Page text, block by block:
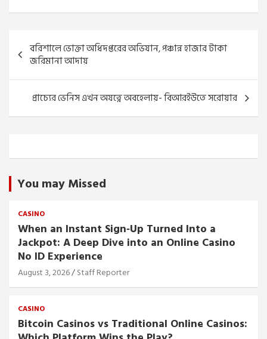
Post
navigation
বরিশালে ভোক্তা অধিদপ্তরের অভিযান, পঞ্চান্ন হাজার টাকা
জরিমানা আদায়
প্রাচ্যের ভেনিস এখন অযত্নে অবহেলায়- বিআরইউতে সরোয়ার
You may Missed
CASINO
When an Instant Sign‑Up Turned Into a
Jackpot: A Deep Dive into an Online Casino
No ID Experience
August 3, 2026 Staff Reporter
CASINO
Bitcoin Casinos vs Traditional Online Casinos: